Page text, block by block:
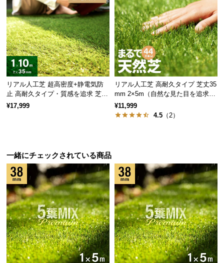
い
て
会
員
規
約
に
つ
い
お
サ
ポ
ー
ト
リアル人工芝 超高密度+静電気防
止 高耐久タイプ・質感を追求 芝丈
35mm 1×10m
¥17,999
リアル人工芝 高耐久タイプ 芝丈35
mm 2×5m（自然な見た目を追求・
U字ピン付属）
¥11,999
4.5 （2）
一緒にチェックされている商品